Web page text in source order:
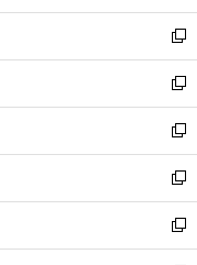
ウ
で
開
く
ン
ド
ウ
で
開
く
ウ
ィ
ン
ド
ウ
で
開
く
し
い
ウ
ィ
ン
ド
ウ
で
開
く
新
し
い
ウ
ィ
ン
ド
ウ
で
開
新
し
い
ウ
ィ
ン
ド
ウ
新
し
い
ウ
ィ
ン
新
し
い
ウ
新
し